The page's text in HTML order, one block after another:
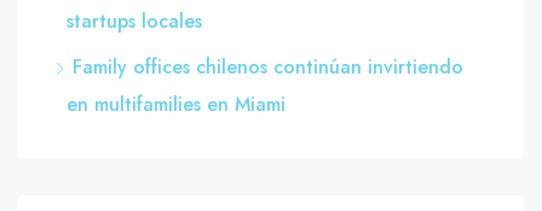
startups locales
Family offices chilenos continúan invirtiendo
en multifamilies en Miami